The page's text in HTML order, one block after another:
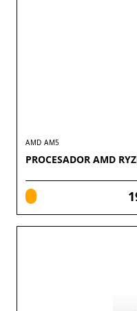
AMD AM5
PROCESADOR AMD